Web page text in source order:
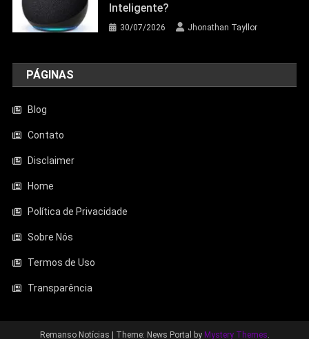
Aquecedor Mondial A-08 Reduz O Frio
De Ambientes Pequenos; Veja Análise
Completa
Inteligente?
30/07/2026 Jhonathan Tayllor
PÁGINAS
Blog
Contato
Disclaimer
Home
Política de Privacidade
Sobre Nós
Termos de Uso
Transparência
Remanso Notícias | Theme: News Portal by Mystery Themes